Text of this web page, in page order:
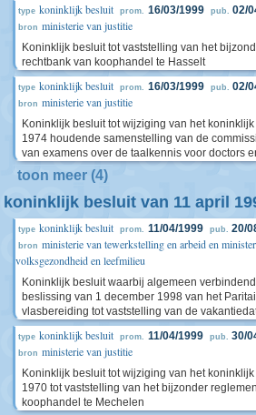
type koninklijk besluit prom. 16/03/1999 pub. 02/
bron ministerie van justitie
Koninklijk besluit tot vaststelling van het
rechtbank van koophandel te Hasselt
type koninklijk besluit prom. 16/03/1999 pub. 02/
bron ministerie van justitie
Koninklijk besluit tot wijziging van het
1974 houdende samenstelling van de
van examens over de taalkennis voor doctors
toon meer (4)
koninklijk besluit van 11 april
type koninklijk besluit prom. 11/04/1999 pub. 20/
bron ministerie van tewerkstelling en arbeid en
volksgezondheid en leefmilieu
Koninklijk besluit waarbij algemeen
beslissing van 1 december 1998 van het
vlasbereiding tot vaststelling van de
type koninklijk besluit prom. 11/04/1999 pub. 30/
bron ministerie van justitie
Koninklijk besluit tot wijziging van het
1970 tot vaststelling van het bijzonder
koophandel te Mechelen